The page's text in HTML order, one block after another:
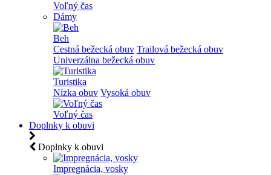
Voľný čas
Dámy
Beh
Cestná bežecká obuv Trailová bežecká obuv
Univerzálna bežecká obuv
Turistika
Nízka obuv Vysoká obuv
Voľný čas
Doplnky k obuvi
Doplnky k obuvi
Impregnácia, vosky